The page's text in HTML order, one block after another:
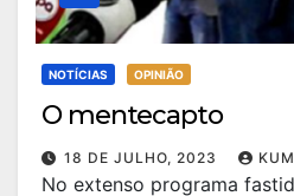
NOTÍCIAS OPINIÃO
O mentecapto
18 DE JULHO, 2023
No extenso programa